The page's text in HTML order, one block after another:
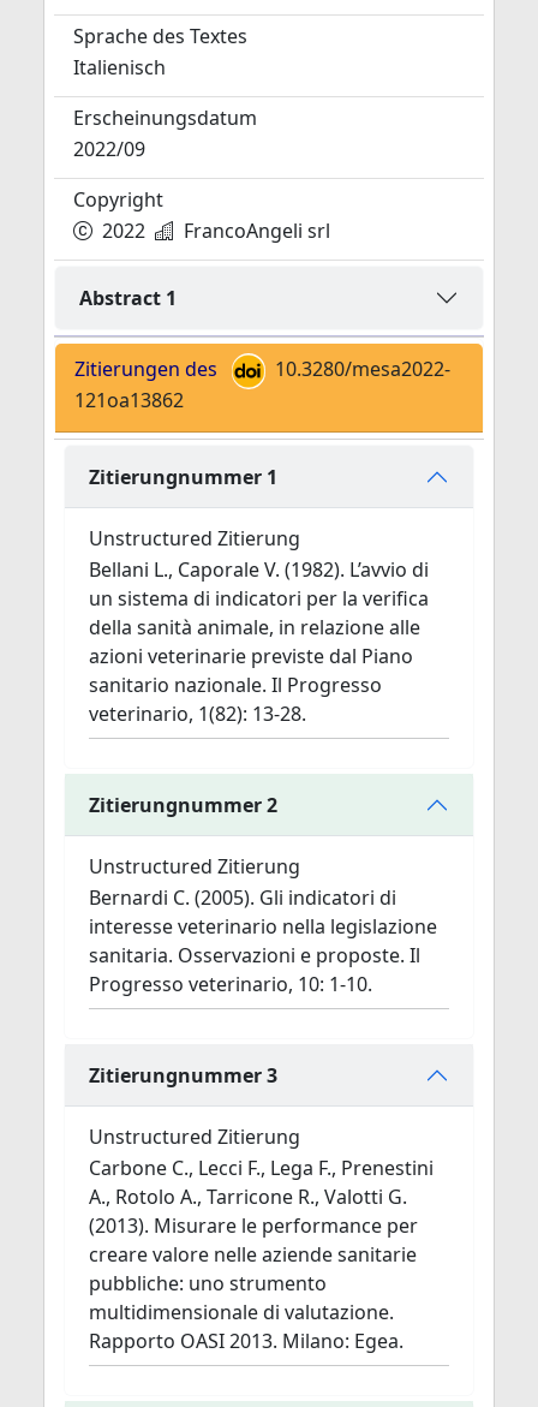
Sprache des Textes
Italienisch
Erscheinungsdatum
2022/09
Copyright
2022
FrancoAngeli srl
Abstract 1
Zitierungen des
10.3280/mesa2022-
121oa13862
Zitierungnummer 1
Unstructured Zitierung
Bellani L., Caporale V. (1982). L’avvio di
un sistema di indicatori per la verifica
della sanità animale, in relazione alle
azioni veterinarie previste dal Piano
sanitario nazionale. Il Progresso
veterinario, 1(82): 13-28.
Zitierungnummer 2
Unstructured Zitierung
Bernardi C. (2005). Gli indicatori di
interesse veterinario nella legislazione
sanitaria. Osservazioni e proposte. Il
Progresso veterinario, 10: 1-10.
Zitierungnummer 3
Unstructured Zitierung
Carbone C., Lecci F., Lega F., Prenestini
A., Rotolo A., Tarricone R., Valotti G.
(2013). Misurare le performance per
creare valore nelle aziende sanitarie
pubbliche: uno strumento
multidimensionale di valutazione.
Rapporto OASI 2013. Milano: Egea.